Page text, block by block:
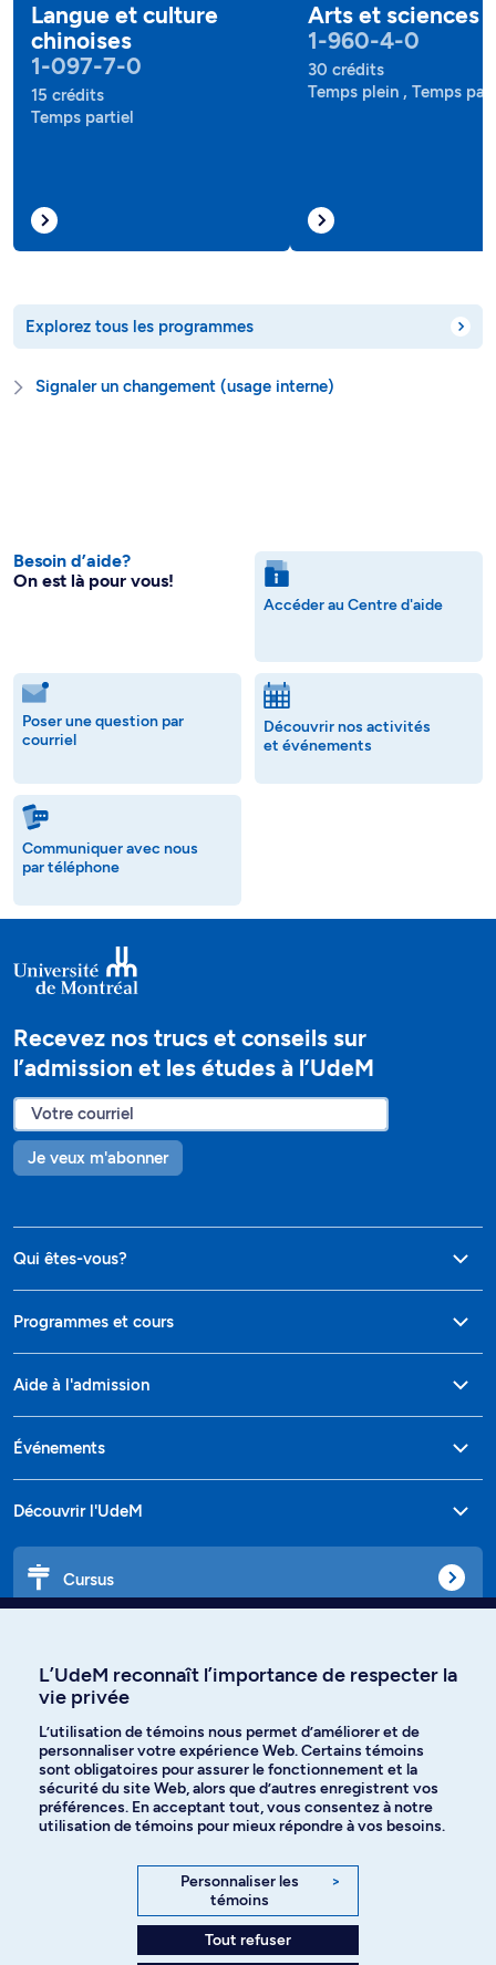
Langue et culture
chinoises
1-097-7-0
15 crédits
Temps partiel
Arts et sciences
1-960-4-0
30 crédits
Temps plein , Temps
Explorez tous les programmes
Signaler un changement (usage interne)
Besoin d’aide?
On est là pour vous!
Accéder au Centre d'aide
Poser une question par
courriel
Découvrir nos activités
et événements
Communiquer avec nous
par téléphone
Recevez nos trucs et conseils sur
l’admission et les études à l’UdeM
Je veux m'abonner
Qui êtes-vous?
Programmes et cours
Aide à l'admission
Événements
Découvrir l'UdeM
Cursus
Langues
Facebook Instagram
YouTube
L’UdeM reconnaît l’importance de respecter la
vie privée
L’utilisation de témoins nous permet d’améliorer et de
personnaliser votre expérience Web. Certains témoins
sont obligatoires pour assurer le fonctionnement et la
sécurité du site Web, alors que d’autres enregistrent vos
préférences. En acceptant tout, vous consentez à notre
utilisation de témoins pour mieux répondre à vos besoins.
Personnaliser les
témoins
>
Tout refuser